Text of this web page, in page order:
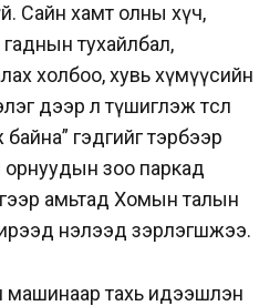
Сайн хамт олны хүч,
гаднын тухайлбал,
холбоо, хувь хүмүүсийн
дээр л түшиглэж төсөл
гэдгийг тэрбээр
зоо паркад
амьтад Хомын талын
нэлээд зэрлэгшжээ.
машинаар тахь идээшлэн